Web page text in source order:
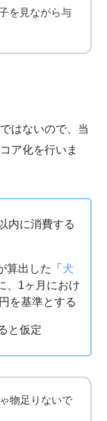
を見ながら与
はないので、当
ア化を行いま
内に消費する
算出した「 犬
、1ヶ月におけ
を基準とする
と仮定
物足りないで